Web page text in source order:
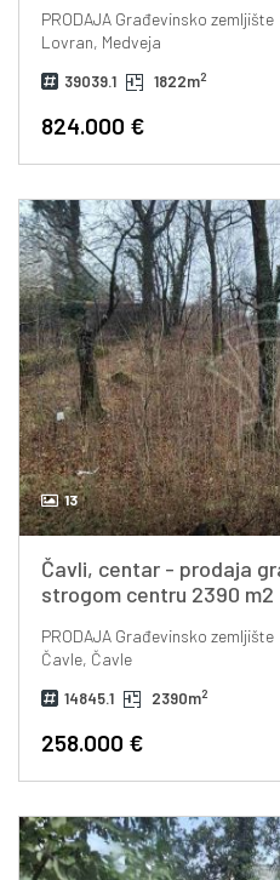
PRODAJAGrađevinsko zemljište
Lovran, Medveja
39039.1 1822m2
824.000 €
13
Čavli, centar - prodaja
strogom centru 2390 m2
PRODAJAGrađevinsko zemljište
Čavle, Čavle
14845.1 2390m2
258.000 €